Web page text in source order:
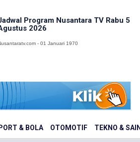
& BOLA OTOMOTIF TEKNO &
Program Nusantara TV Rabu 5
2026
- 01 Januari 1970